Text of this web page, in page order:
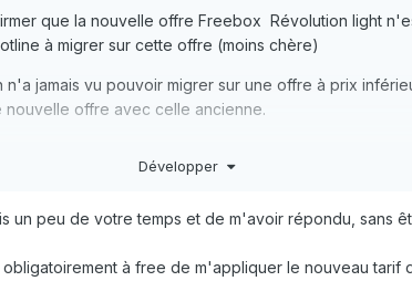
que la nouvelle offre Freebox Révolution light
à migrer sur cette offre (moins chère)
jamais vu pouvoir migrer sur une offre à prix
offre avec celle ancienne.
TV By Canal Panorama
Développer
peu de votre temps et de m'avoir répondu, sans
à free de m'appliquer le nouveau